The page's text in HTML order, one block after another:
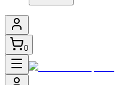
0